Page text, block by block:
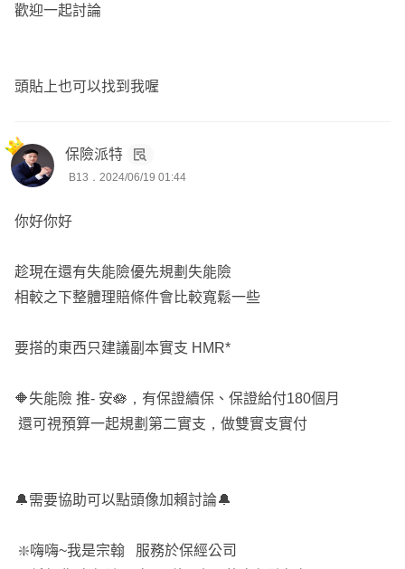
歡迎一起討論
頭貼上也可以找到我喔
保險派特
B13．2024/06/19 01:44
你好你好
趁現在還有失能險優先規劃失能險
相較之下整體理賠條件會比較寬鬆一些
要搭的東西只建議副本實支 HMR*
🔶失能險 推- 安🪷，有保證續保、保證給付180個月
還可視預算一起規劃第二實支，做雙實支實付
🔔需要協助可以點頭像加賴討論🔔
❇️嗨嗨~我是宗翰 服務於保經公司